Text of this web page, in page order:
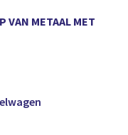
VAN METAAL MET